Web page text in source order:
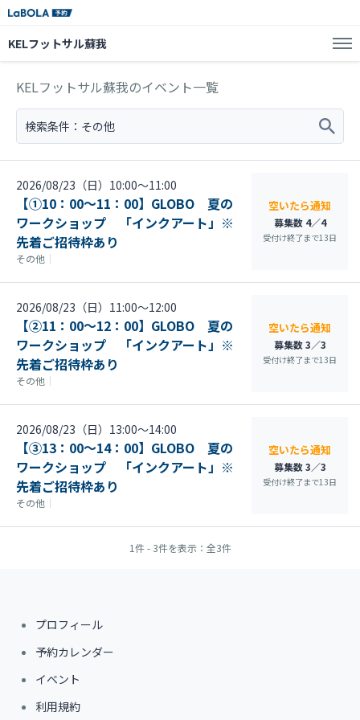
KELフットサル蘇我
KELフットサル蘇我のイベント一覧
検索条件： その他
2026/08/23（日）10:00〜11:00
【①10：00～11：00】GLOBO 夏の
ワークショップ 「インクアート」※
先着ご招待枠あり
その他 ｜
空いたら通知
募集数 4／4
受付け終了まで13日
2026/08/23（日）11:00〜12:00
【②11：00～12：00】GLOBO 夏の
ワークショップ 「インクアート」※
先着ご招待枠あり
その他 ｜
空いたら通知
募集数 3／3
受付け終了まで13日
2026/08/23（日）13:00〜14:00
【③13：00～14：00】GLOBO 夏の
ワークショップ 「インクアート」※
先着ご招待枠あり
その他 ｜
空いたら通知
募集数 3／3
受付け終了まで13日
1件 - 3件を表示：全3件
プロフィール
予約カレンダー
イベント
利用規約